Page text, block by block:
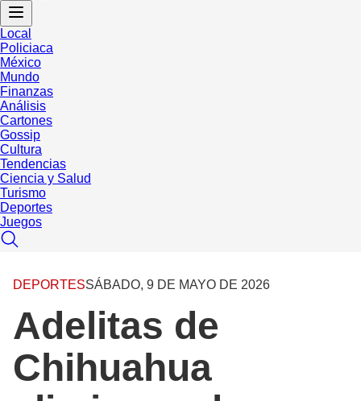
Local
Policiaca
México
Mundo
Finanzas
Análisis
Cartones
Gossip
Cultura
Tendencias
Ciencia y Salud
Turismo
Deportes
Juegos
DEPORTESSÁBADO, 9 DE MAYO DE 2026
Adelitas de
Chihuahua